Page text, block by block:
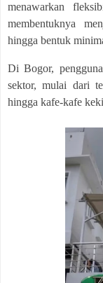
menawarkan
membentuknya
hingga bentuk
Di Bogor,
sektor, mulai dari
hingga kafe-kafe